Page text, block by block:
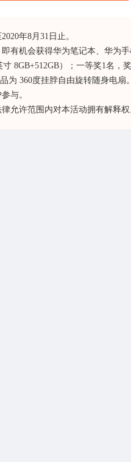
年8月31日止。
有机会获得华为笔记本、华为
8GB+512GB）；一等奖1名
为 360度挂脖自由旋转随身电扇
与。
允许范围内对本活动拥有解释